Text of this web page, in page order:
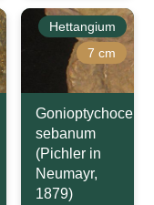
Hettangium
7 cm
Gonioptychoceras
sebanum
(Pichler in
Neumayr,
1879)